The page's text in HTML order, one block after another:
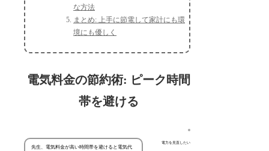
な方法
まとめ: 上手に節電して家計にも環
境にも優しく
電気料金の節約術: ピーク時間
帯を避ける
電力を見直したい
先生、電気料金が高い時間帯を避けると電気代